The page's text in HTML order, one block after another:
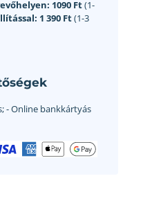
1090 Ft(1-
1 390 Ft(1-3
- Online bankkártyás